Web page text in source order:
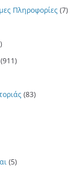
Πληροφορίες(7)
(83)
(5)